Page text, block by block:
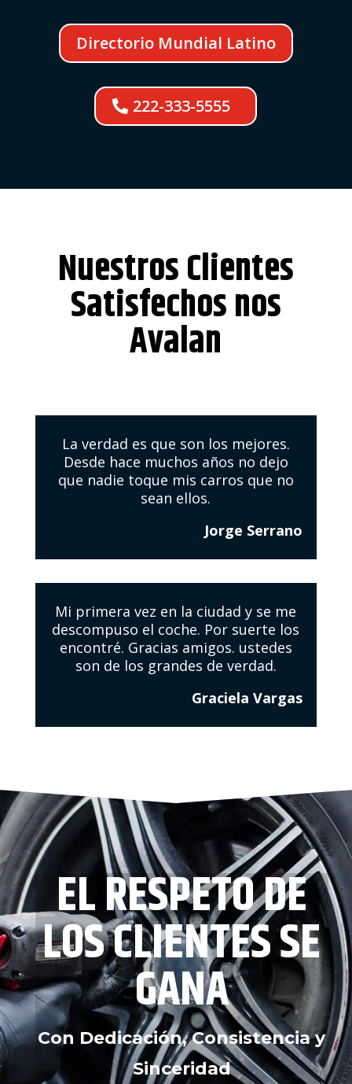
Directorio Mundial Latino
222-333-5555
Nuestros Clientes
Satisfechos nos
Avalan
La verdad es que son los mejores.
Desde hace muchos años no dejo
que nadie toque mis carros que no
sean ellos.
Jorge Serrano
Mi primera vez en la ciudad y se me
descompuso el coche. Por suerte los
encontré. Gracias amigos. ustedes
son de los grandes de verdad.
Graciela Vargas
EL RESPETO DE
LOS CLIENTES SE
GANA
Con Dedicación, Consistencia y
Sinceridad